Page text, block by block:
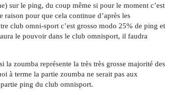
sur le ping, du coup même si pour le moment c’est
pour que cela continue d’après les
club omni-sport c’est grosso modo 25% de ping et
le pouvoir dans le club omnisport, il faudra
zoumba représente la très très grosse majorité des
à terme la partie zoumba ne serait pas aux
ping du club omnisport.